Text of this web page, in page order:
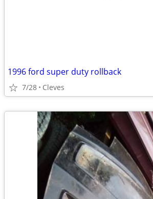
1996 ford super duty rollback
7/28 Cleves